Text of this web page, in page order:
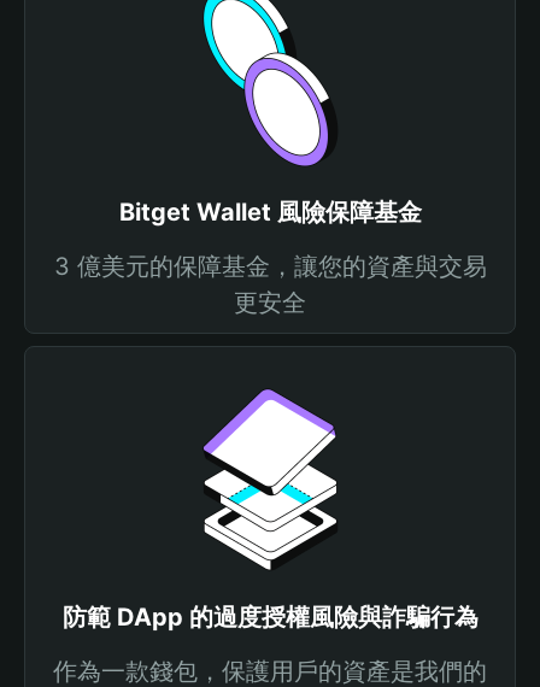
Bitget Wallet 風險保障基金
3 億美元的保障基金，讓您的資產與交易
更安全
防範 DApp 的過度授權風險與詐騙行為
作為一款錢包，保護用戶的資產是我們的